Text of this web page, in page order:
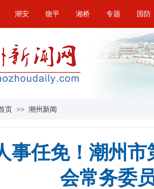
潮安 饶平 湘桥 专题 国防
页 >> 潮州新闻
事任免！潮州
会常务委